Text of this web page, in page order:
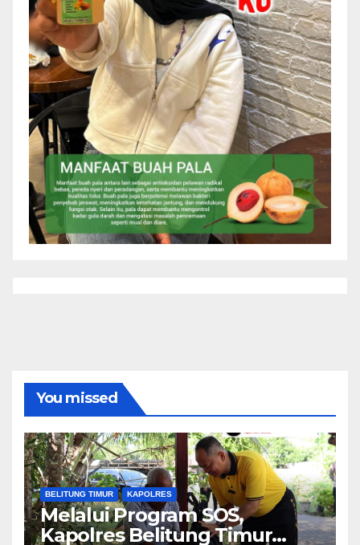
You missed
BELITUNG TIMUR KAPOLRES
Melalui Program SOS,
Kapolres Belitung Timur